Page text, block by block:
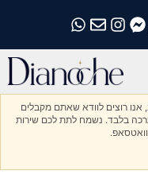
אלינואלינו
התקשרו אלינו
התקשרו אלינו
התקשרו אלינו
אנו רוצים לוודא שאתם מקבלים
בלבד. נשמח לתת לכם שירות